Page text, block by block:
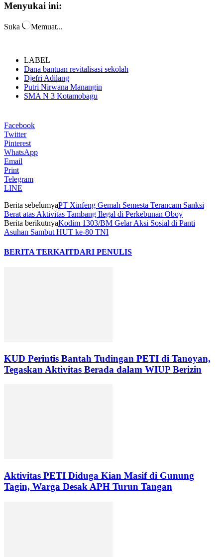
Menyukai ini:
Suka Memuat...
LABEL
Dana bantuan revitalisasi sekolah
Djefri Adilang
Putri Nirwana Manangin
SMA N 3 Kotamobagu
Facebook
Twitter
Pinterest
WhatsApp
Email
Print
Telegram
LINE
Berita sebelumyaPT Xinfeng Gemah Semesta Terancam Sanksi
Berat atas Aktivitas Tambang Ilegal di Perkebunan Oboy
Berita berikutnyaKodim 1303/BM Gelar Aksi Sosial di Panti
Asuhan Sambut HUT ke-80 TNI
BERITA TERKAITDARI PENULIS
KUD Perintis Bantah Tudingan PETI di Tanoyan,
Tegaskan Aktivitas Berada dalam WIUP Berizin
Aktivitas PETI Diduga Kian Masif di Gunung
Tagin, Warga Desak APH Turun Tangan